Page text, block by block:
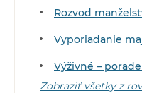
Rozvod
Vyporiadanie
Výživné –
Zobraziť všetky z